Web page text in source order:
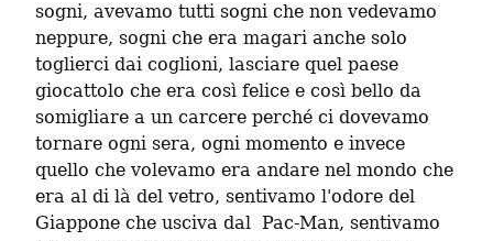
sogni, avevamo tutti sogni che non vedevamo
neppure, sogni che era magari anche solo
toglierci dai coglioni, lasciare quel paese
giocattolo che era così felice e così bello da
somigliare a un carcere perché ci dovevamo
tornare ogni sera, ogni momento e invece
quello che volevamo era andare nel mondo che
era al di là del vetro, sentivamo l'odore del
Giappone che usciva dal  Pac-Man, sentivamo